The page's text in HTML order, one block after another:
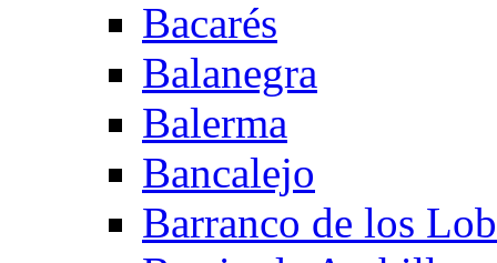
Bacarés
Balanegra
Balerma
Bancalejo
Barranco de los